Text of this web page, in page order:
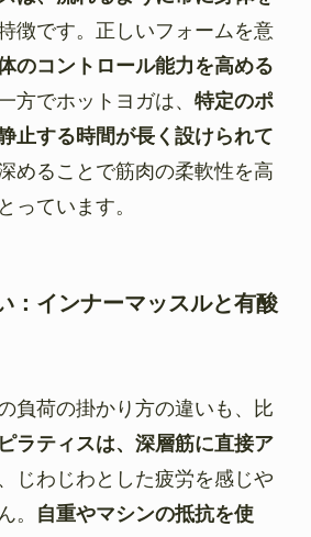
徴です。正しいフォームを意
のコントロール能力を高める
方でホットヨガは、 特定のポ
止する時間が長く設けられて
めることで筋肉の柔軟性を高
っています。
：インナーマッスルと有酸
負荷の掛かり方の違いも、比
ピラティスは、深層筋に直接ア
じわじわとした疲労を感じや
。
自重やマシンの抵抗を使